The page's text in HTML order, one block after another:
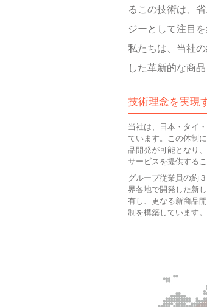
るこの技術は、
ジーとして注目を
私たちは、当社
した革新的な商
技術理念を実現
当社は、日本・タイ
ています。この体制
品開発が可能となり
サービスを提供する
グループ従業員の約
界各地で開発した新
有し、更なる新商品
制を構築しています。